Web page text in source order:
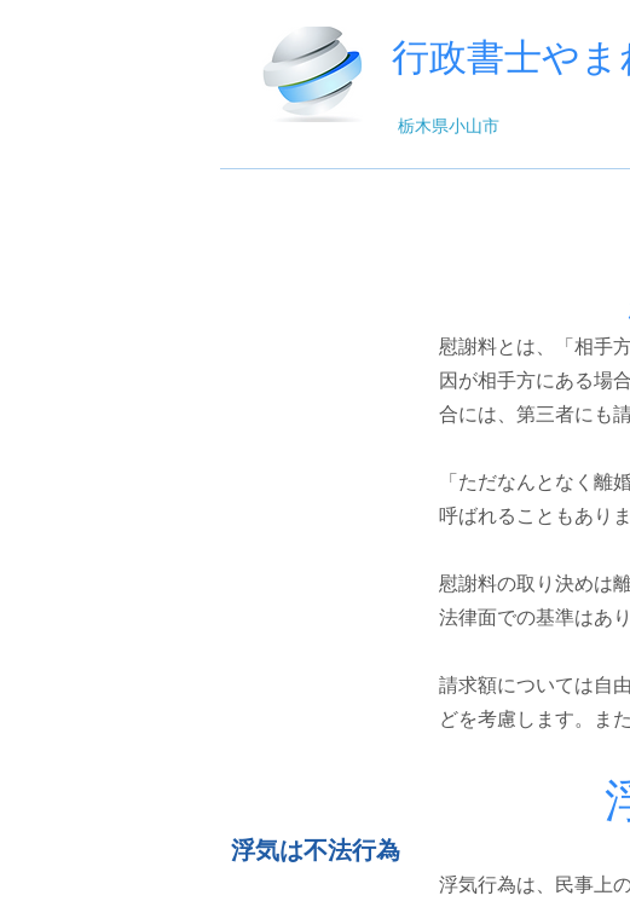
行政書士や
栃木県小山市
慰謝料とは、「相手
因が相手方にある場
合には、第三者にも
「ただなんとなく離
呼ばれることもあり
慰謝料の取り決めは
法律面での基準はあ
請求額については自
どを考慮します。
ま
浮気は不法行為
浮気行為は、民事上